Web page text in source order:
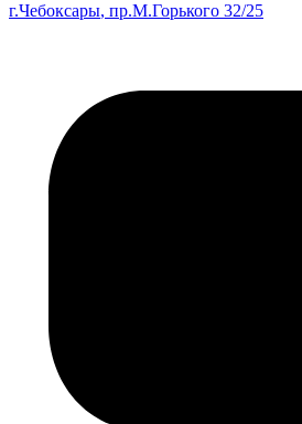
г.Чебоксары, пр.М.Горького 32/25